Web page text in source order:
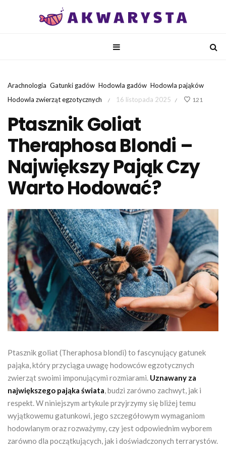
Arachnologia Gatunki gadów Hodowla gadów Hodowla pająków
Hodowla zwierząt egzotycznych
/ 16 listopada 2025 / 121
Ptasznik Goliat
Theraphosa Blondi –
Największy Pająk Czy
Warto Hodować?
Ptasznik goliat (Theraphosa blondi) to fascynujący gatunek
pająka, który przyciąga uwagę hodowców egzotycznych
zwierząt swoimi imponującymi rozmiarami. Uznawany za
największego pająka świata, budzi zarówno zachwyt, jak i
respekt. W niniejszym artykule przyjrzymy się bliżej temu
wyjątkowemu gatunkowi, jego szczegółowym wymaganiom
hodowlanym oraz rozważymy, czy jest odpowiednim wyborem
zarówno dla początkujących, jak i doświadczonych terrarystów.